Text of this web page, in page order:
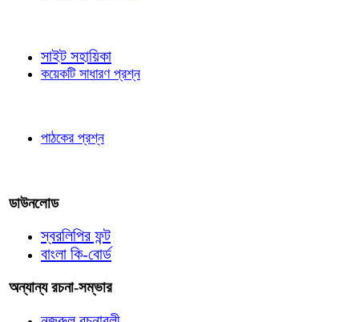
সাইট সহায়িকা
কয়েকটি সাধারণ প্রশ্ন
পাঠকের প্রশ্ন
ডাউনলোড
স্বরলিপির ফন্ট
বাংলা কি-বোর্ড
অন্যান্য রচনা-সম্ভার